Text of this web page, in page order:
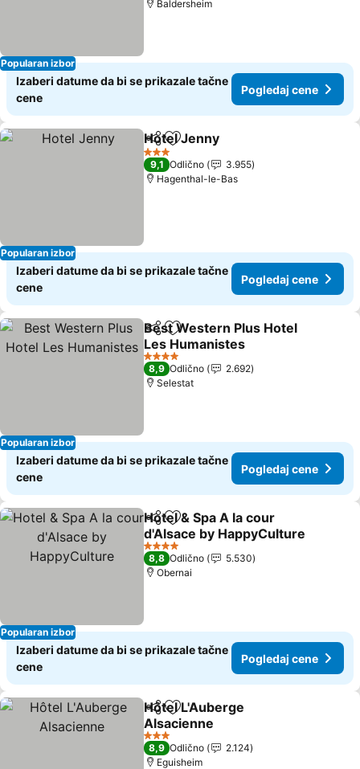
Popularan izbor
Baldersheim
Izaberi datume da bi se prikazale tačne
cene
Pogledaj cene
Popularan izbor
Deli Dodati u favorite
Hotel Jenny
3 Zvezdice
9,1 Odlično
3.955
Hagenthal-le-Bas
Izaberi datume da bi se prikazale tačne
cene
Pogledaj cene
Popularan izbor
Deli Dodati u favorite
Best Western Plus Hotel
Les Humanistes
4 Zvezdice
8,9 Odlično
2.692
Selestat
Izaberi datume da bi se prikazale tačne
cene
Pogledaj cene
Popularan izbor
Deli Dodati u favorite
Hotel & Spa A la cour
d'Alsace by HappyCulture
4 Zvezdice
8,8 Odlično
5.530
Obernai
Izaberi datume da bi se prikazale tačne
cene
Pogledaj cene
Deli Dodati u favorite
Hôtel L'Auberge
Alsacienne
3 Zvezdice
8,9 Odlično
2.124
Eguisheim